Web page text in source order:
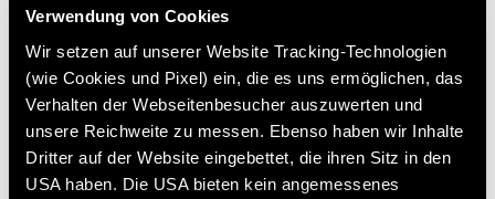
Verwendung von Cookies
Wir setzen auf unserer Website Tracking-Technologien
(wie Cookies und Pixel) ein, die es uns ermöglichen, das
Verhalten der Webseitenbesucher auszuwerten und
unsere Reichweite zu messen. Ebenso haben wir Inhalte
Dritter auf der Website eingebettet, die ihren Sitz in den
USA haben. Die USA bieten kein angemessenes
Lignende produkter